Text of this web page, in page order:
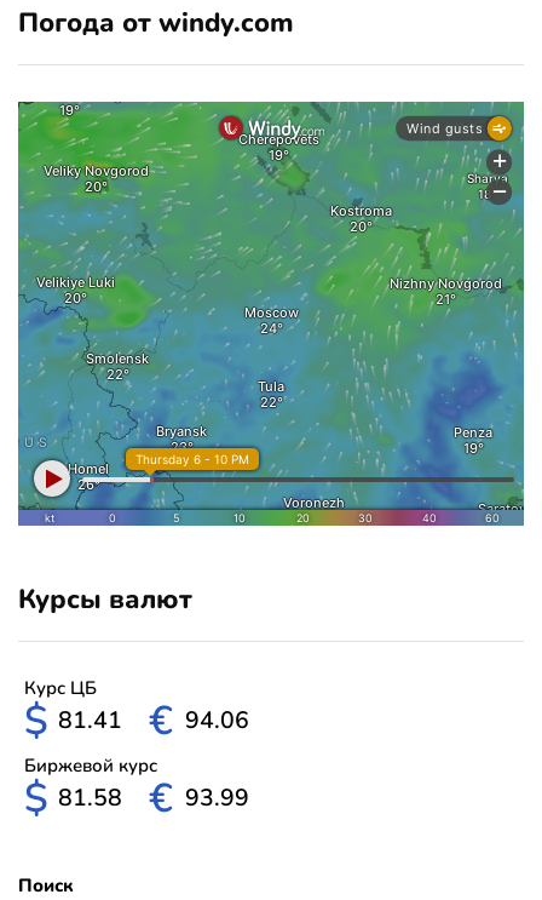
Погода от windy.com
Курсы валют
Курс ЦБ
$ 81.41 € 94.06
Биржевой курс
$ 81.58 € 93.99
Поиск